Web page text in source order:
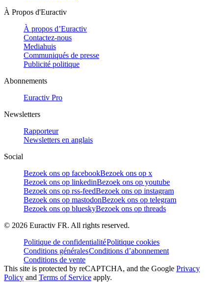
À Propos d'Euractiv
À propos d’Euractiv
Contactez-nous
Mediahuis
Communiqués de presse
Publicité politique
Abonnements
Euractiv Pro
Newsletters
Rapporteur
Newsletters en anglais
Social
Bezoek ons op facebookBezoek ons op x
Bezoek ons op linkedinBezoek ons op youtube
Bezoek ons op rss-feedBezoek ons op instagram
Bezoek ons op mastodonBezoek ons op telegram
Bezoek ons op blueskyBezoek ons op threads
© 2026 Euractiv FR. All rights reserved.
Politique de confidentialitéPolitique cookies
Conditions généralesConditions d’abonnement
Conditions de vente
This site is protected by reCAPTCHA, and the Google Privacy
Policy and Terms of Service apply.